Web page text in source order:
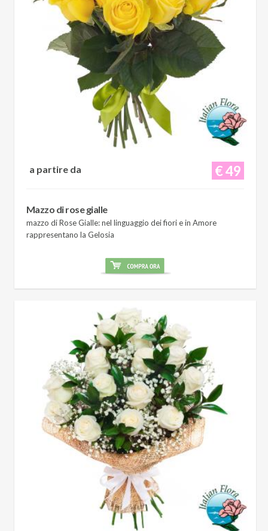
€ 49
a partire da
Mazzo di rose gialle
mazzo di Rose Gialle: nel linguaggio dei fiori e in Amore
rappresentano la Gelosia